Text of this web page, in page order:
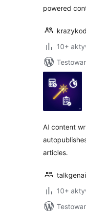
powered
10+
AI content
articles.
talkgenai
10+